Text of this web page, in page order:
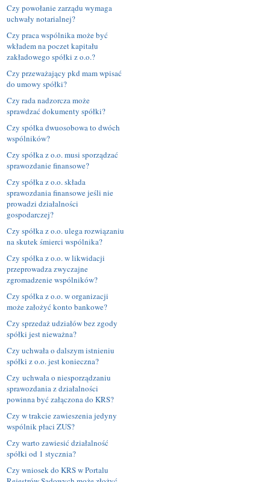
Czy powołanie zarządu wymaga
uchwały notarialnej?
Czy praca wspólnika może być
wkładem na poczet kapitału
zakładowego spółki z o.o.?
Czy przeważający pkd mam wpisać
do umowy spółki?
Czy rada nadzorcza może
sprawdzać dokumenty spółki?
Czy spółka dwuosobowa to dwóch
wspólników?
Czy spółka z o.o. musi sporządzać
sprawozdanie finansowe?
Czy spółka z o.o. składa
sprawozdania finansowe jeśli nie
prowadzi działalności
gospodarczej?
Czy spółka z o.o. ulega rozwiązaniu
na skutek śmierci wspólnika?
Czy spółka z o.o. w likwidacji
przeprowadza zwyczajne
zgromadzenie wspólników?
Czy spółka z o.o. w organizacji
może założyć konto bankowe?
Czy sprzedaż udziałów bez zgody
spółki jest nieważna?
Czy uchwała o dalszym istnieniu
spółki z o.o. jest konieczna?
Czy uchwała o niesporządzaniu
sprawozdania z działalności
powinna być załączona do KRS?
Czy w trakcie zawieszenia jedyny
wspólnik płaci ZUS?
Czy warto zawiesić działalność
spółki od 1 stycznia?
Czy wniosek do KRS w Portalu